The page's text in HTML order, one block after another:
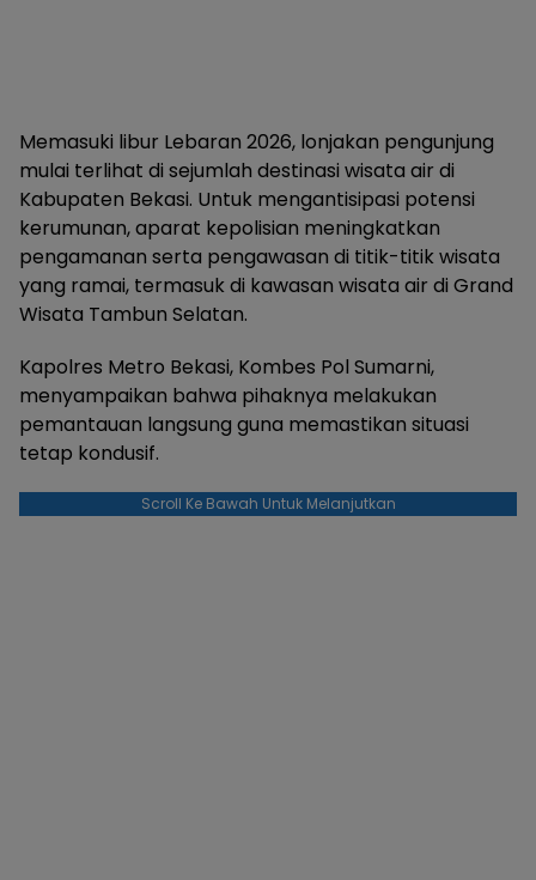
Memasuki libur Lebaran 2026, lonjakan pengunjung
mulai terlihat di sejumlah destinasi wisata air di
Kabupaten Bekasi. Untuk mengantisipasi potensi
kerumunan, aparat kepolisian meningkatkan
pengamanan serta pengawasan di titik-titik wisata
yang ramai, termasuk di kawasan wisata air di Grand
Wisata Tambun Selatan.
Kapolres Metro Bekasi, Kombes Pol Sumarni,
menyampaikan bahwa pihaknya melakukan
pemantauan langsung guna memastikan situasi
tetap kondusif.
Scroll Ke Bawah Untuk Melanjutkan